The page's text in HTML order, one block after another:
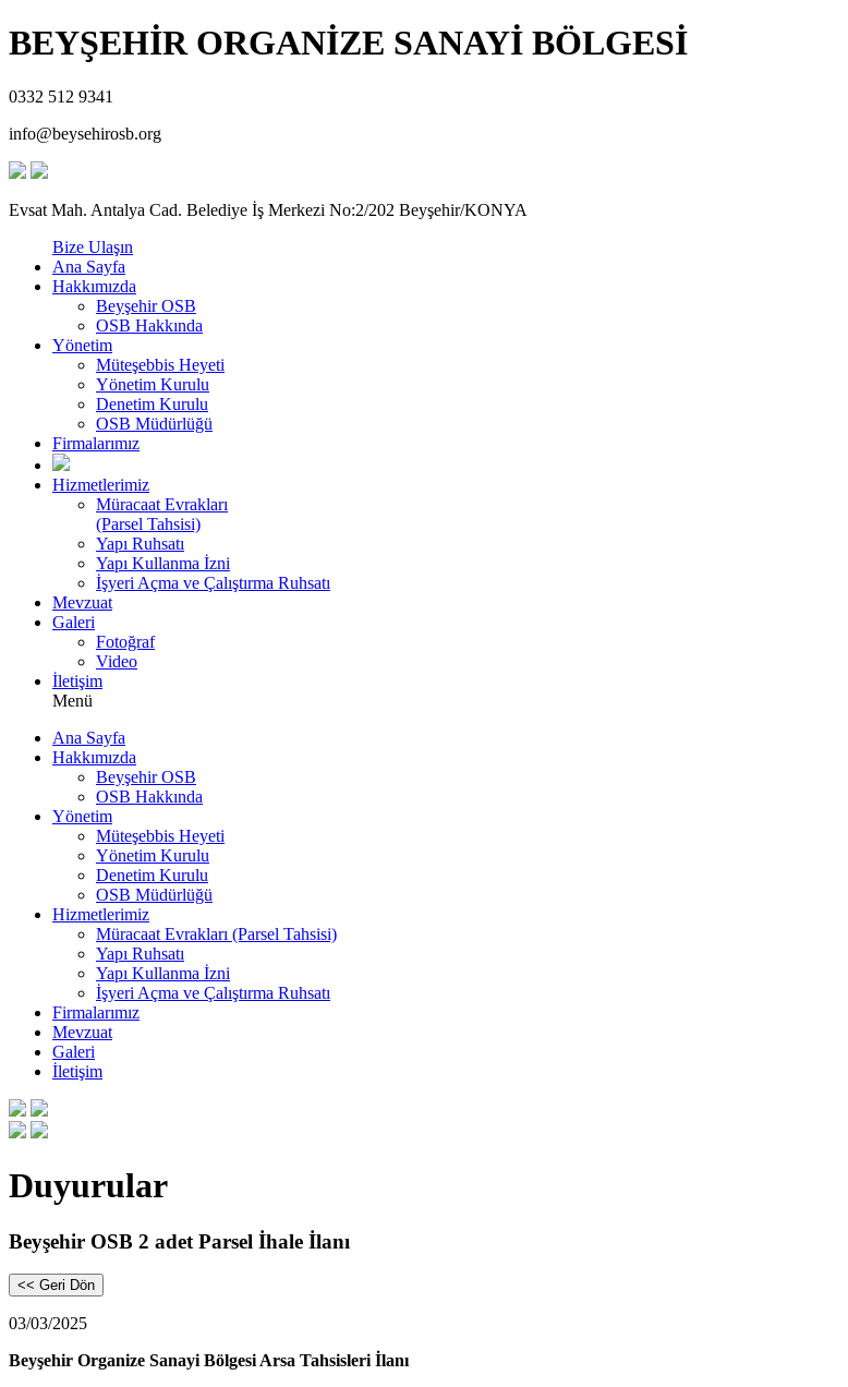
BEYŞEHİR ORGANİZE SANAYİ BÖLGESİ
0332 512 9341
info@beysehirosb.org
Evsat Mah. Antalya Cad. Belediye İş Merkezi No:2/202 Beyşehir/KONYA
Bize Ulaşın
Ana Sayfa
Hakkımızda
Beyşehir OSB
OSB Hakkında
Yönetim
Müteşebbis Heyeti
Yönetim Kurulu
Denetim Kurulu
OSB Müdürlüğü
Firmalarımız
Hizmetlerimiz
Müracaat Evrakları
(Parsel Tahsisi)
Yapı Ruhsatı
Yapı Kullanma İzni
İşyeri Açma ve Çalıştırma Ruhsatı
Mevzuat
Galeri
Fotoğraf
Video
İletişim
Menü
Ana Sayfa
Hakkımızda
Beyşehir OSB
OSB Hakkında
Yönetim
Müteşebbis Heyeti
Yönetim Kurulu
Denetim Kurulu
OSB Müdürlüğü
Hizmetlerimiz
Müracaat Evrakları (Parsel Tahsisi)
Yapı Ruhsatı
Yapı Kullanma İzni
İşyeri Açma ve Çalıştırma Ruhsatı
Firmalarımız
Mevzuat
Galeri
İletişim
Duyurular
Beyşehir OSB 2 adet Parsel İhale İlanı
<< Geri Dön
03/03/2025
Beyşehir Organize Sanayi Bölgesi Arsa Tahsisleri İlanı